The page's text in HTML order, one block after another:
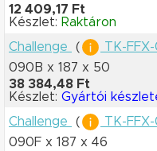
12 409,17 Ft
Készlet: Raktáron
Challenge
( TK-
090B x 187 x 50
38 384,48 Ft
Készlet: Gyártói
Challenge
( TK-
090F x 187 x 46